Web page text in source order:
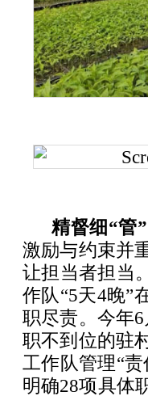
精督细“管
激励与约束并
让担当者担当
作队“5天4晚”
职尽责。今年
职不到位的驻
工作队管理“
明确28项具体